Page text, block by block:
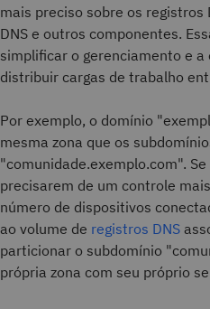
mais preciso sobre os registros
DNS e outros componentes.
simplificar o gerenciamento e a
distribuir cargas de trabalho
Por exemplo, o domínio
mesma zona que os
"comunidade.exemplo.com".
precisarem de um controle
número de dispositivos
ao volume de registros DNS
particionar o subdomínio
própria zona com seu próprio